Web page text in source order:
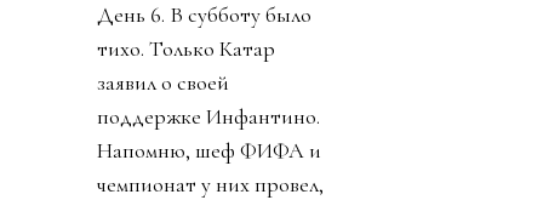
День 6. В субботу было
тихо. Только Катар
заявил о своей
поддержке Инфантино.
Напомню, шеф ФИФА и
чемпионат у них провел,